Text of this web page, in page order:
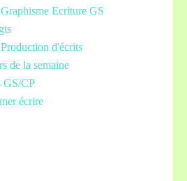
Ecriture GS
d'écrits
de la semaine
GS/CP
écrire